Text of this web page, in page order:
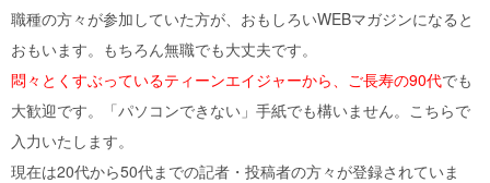
職種の方々が参加していた方が、おもしろいWEBマガジンになると
おもいます。もちろん無職でも大丈夫です。
悶々とくすぶっているティーンエイジャーから、ご長寿の90代でも
大歓迎です。「パソコンできない」手紙でも構いません。こちらで
入力いたします。
現在は20代から50代までの記者・投稿者の方々が登録されていま